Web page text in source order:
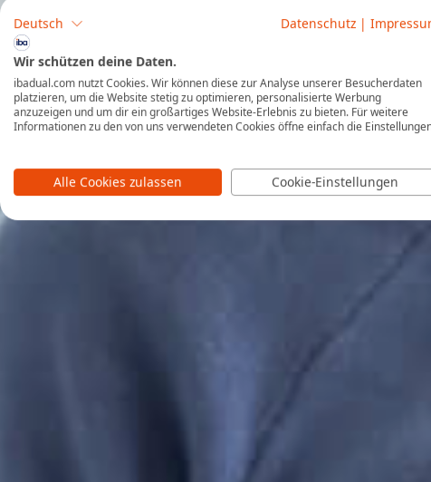
Deutsch Datenschutz |
Wir schützen deine Daten.
ibadual.com nutzt Cookies. Wir können diese zur Analyse unserer Besucherdaten
platzieren, um die Website stetig zu optimieren, personalisierte Werbung
anzuzeigen und um dir ein großartiges Website-Erlebnis zu bieten. Für weitere
Informationen zu den von uns verwendeten Cookies öffne einfach die
Alle Cookies zulassen Cookie-Einstellungen